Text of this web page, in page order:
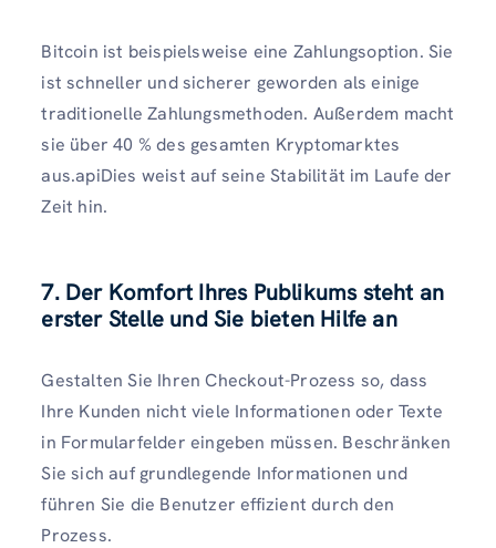
Bitcoin ist beispielsweise eine Zahlungsoption. Sie
ist schneller und sicherer geworden als einige
traditionelle Zahlungsmethoden. Außerdem macht
sie über 40 % des gesamten Kryptomarktes
aus.apiDies weist auf seine Stabilität im Laufe der
Zeit hin.
7. Der Komfort Ihres Publikums steht an
erster Stelle und Sie bieten Hilfe an
Gestalten Sie Ihren Checkout-Prozess so, dass
Ihre Kunden nicht viele Informationen oder Texte
in Formularfelder eingeben müssen. Beschränken
Sie sich auf grundlegende Informationen und
führen Sie die Benutzer effizient durch den
Prozess.